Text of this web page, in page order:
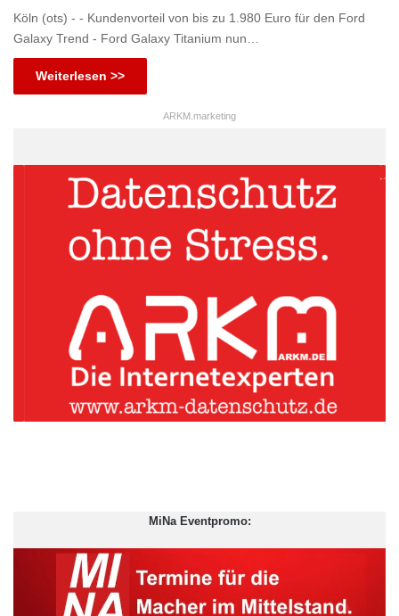
Köln (ots) - - Kundenvorteil von bis zu 1.980 Euro für den Ford
Galaxy Trend - Ford Galaxy Titanium nun…
Weiterlesen >>
ARKM.marketing
MiNa Eventpromo: